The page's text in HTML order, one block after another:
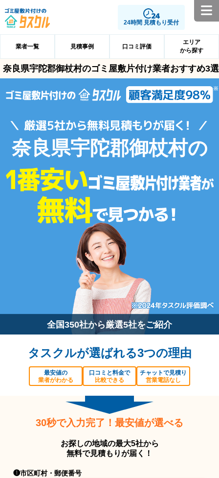
24時間 見積もり受付
業者一覧 見積事例 口コミ評価
エリア
から探す
奈良県宇陀郡御杖村のゴミ屋敷片付け業者おすすめ3選
奈良県宇陀郡御杖村の
全国350社から厳選5社をご紹介
タスクルが選ばれる3つの理由
最安値の
業者がわかる
口コミと料金で
比較できる
チャットで見積り
営業電話なし
30秒で入力完了！最安値が選べる
お探しの地域の最大5社から
無料で見積もりが届く！
❶市区町村・郵便番号